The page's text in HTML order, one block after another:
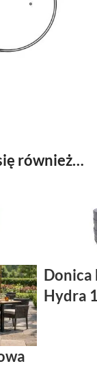
również…
Donica
Hydra 1